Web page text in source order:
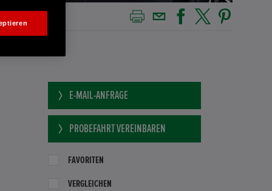
E-MAIL-ANFRAGE
PROBEFAHRT VEREINBAREN
FAVORITEN
VERGLEICHEN